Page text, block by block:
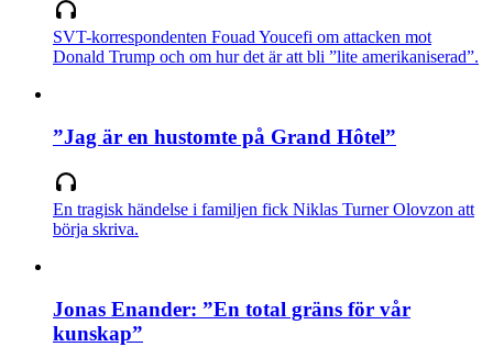
SVT-korrespondenten Fouad Youcefi om attacken mot
Donald Trump och om hur det är att bli ”lite amerikaniserad”.
”Jag är en hustomte på Grand Hôtel”
En tragisk händelse i familjen fick Niklas Turner Olovzon att
börja skriva.
Jonas Enander: ”En total gräns för vår
kunskap”